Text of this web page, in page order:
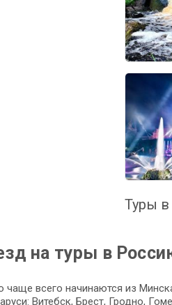
Туры в
на туры в
чаще всего начинаются из
Витебск, Брест, Гродно,